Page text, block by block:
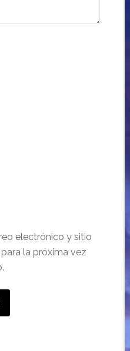
electrónico y sitio
la próxima vez